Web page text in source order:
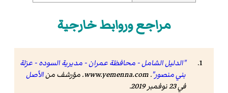
مراجع وروابط خارجية
"الدليل الشامل - محافظة عمران - مديرية السوده - عزلة
بني منصور".
www.yemenna.com. مؤرشف منالأصل
في 23 نوفمبر 2019
.